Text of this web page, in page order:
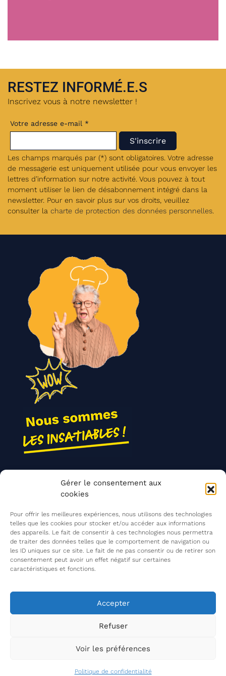
Gérer le consentement aux
cookies
Pour offrir les meilleures expériences, nous utilisons des technologies
telles que les cookies pour stocker et/ou accéder aux informations
des appareils. Le fait de consentir à ces technologies nous permettra
de traiter des données telles que le comportement de navigation ou
les ID uniques sur ce site. Le fait de ne pas consentir ou de retirer son
consentement peut avoir un effet négatif sur certaines
caractéristiques et fonctions.
Accepter
Refuser
Voir les préférences
Politique de confidentialité
RESTEZ INFORMÉ.E.S
Inscrivez vous à notre newsletter !
Votre adresse e-mail *
Les champs marqués par (*) sont obligatoires. Votre adresse
de messagerie est uniquement utilisée pour vous envoyer les
lettres d’information sur notre activité. Vous pouvez à tout
moment utiliser le lien de désabonnement intégré dans la
newsletter. Pour en savoir plus sur vos droits, veuillez
consulter la charte de protection des données personnelles
Agir ensemble
Mentions légales
Politique de confidentialité
Les Insatiables, une association du